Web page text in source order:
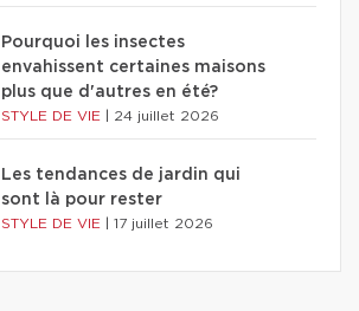
Pourquoi les insectes
envahissent certaines maisons
plus que d'autres en été?
STYLE DE VIE 24 juillet 2026
Les tendances de jardin qui
sont là pour rester
STYLE DE VIE 17 juillet 2026